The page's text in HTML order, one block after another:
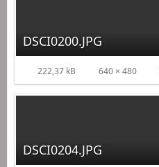
DSCI0200.JPG
222,37 kB 640 × 480
DSCI0204.JPG